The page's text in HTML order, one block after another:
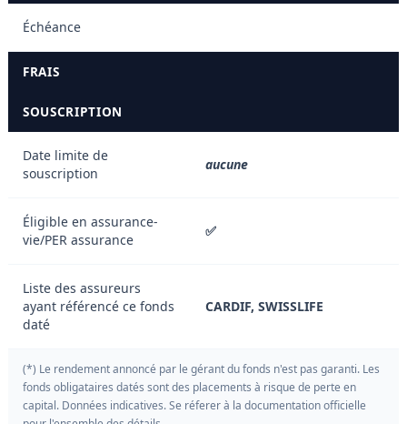
Échéance
FRAIS
SOUSCRIPTION
Date limite de
souscription
aucune
Éligible en assurance-
vie/PER assurance
✅
Liste des assureurs
ayant référencé ce fonds
daté
CARDIF, SWISSLIFE
(*) Le rendement annoncé par le gérant du fonds n'est pas garanti. Les
fonds obligataires datés sont des placements à risque de perte en
capital. Données indicatives. Se réferer à la documentation officielle